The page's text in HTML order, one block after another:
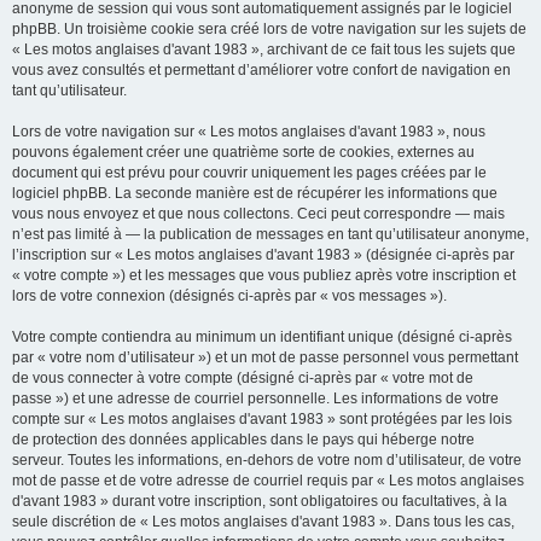
anonyme de session qui vous sont automatiquement assignés par le logiciel
phpBB. Un troisième cookie sera créé lors de votre navigation sur les sujets de
« Les motos anglaises d'avant 1983 », archivant de ce fait tous les sujets que
vous avez consultés et permettant d’améliorer votre confort de navigation en
tant qu’utilisateur.
Lors de votre navigation sur « Les motos anglaises d'avant 1983 », nous
pouvons également créer une quatrième sorte de cookies, externes au
document qui est prévu pour couvrir uniquement les pages créées par le
logiciel phpBB. La seconde manière est de récupérer les informations que
vous nous envoyez et que nous collectons. Ceci peut correspondre — mais
n’est pas limité à — la publication de messages en tant qu’utilisateur anonyme,
l’inscription sur « Les motos anglaises d'avant 1983 » (désignée ci-après par
« votre compte ») et les messages que vous publiez après votre inscription et
lors de votre connexion (désignés ci-après par « vos messages »).
Votre compte contiendra au minimum un identifiant unique (désigné ci-après
par « votre nom d’utilisateur ») et un mot de passe personnel vous permettant
de vous connecter à votre compte (désigné ci-après par « votre mot de
passe ») et une adresse de courriel personnelle. Les informations de votre
compte sur « Les motos anglaises d'avant 1983 » sont protégées par les lois
de protection des données applicables dans le pays qui héberge notre
serveur. Toutes les informations, en-dehors de votre nom d’utilisateur, de votre
mot de passe et de votre adresse de courriel requis par « Les motos anglaises
d'avant 1983 » durant votre inscription, sont obligatoires ou facultatives, à la
seule discrétion de « Les motos anglaises d'avant 1983 ». Dans tous les cas,